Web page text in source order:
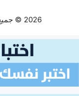
2026 © جميع الحقوق محفوظة أكاديمية نيرونت